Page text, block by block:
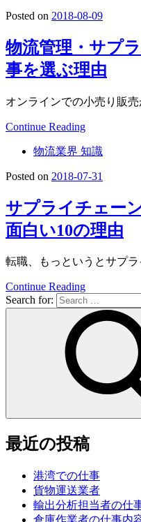
Posted on 2018-08-09
物流管理・サプ
事を選ぶ理由
オンラインでの小売り販
Continue Reading
物流業界 知識
Posted on 2018-07-31
サプライチェー
面白い10の理由
転職、もっというとサプ
Continue Reading
Search for:
最近の投稿
港湾での仕事
貨物運送業者
輸出分析担当者の仕